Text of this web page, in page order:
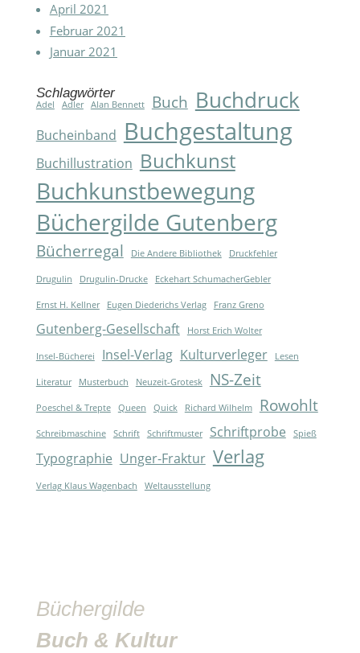
April 2021
Februar 2021
Januar 2021
Schlagwörter
Adel Adler Alan Bennett Buch Buchdruck
Bucheinband Buchgestaltung
Buchillustration Buchkunst
Buchkunstbewegung
Büchergilde Gutenberg
Bücherregal Die Andere Bibliothek Druckfehler
Drugulin Drugulin-Drucke Eckehart SchumacherGebler
Ernst H. Kellner Eugen Diederichs Verlag Franz Greno
Gutenberg-Gesellschaft Horst Erich Wolter
Insel-Bücherei Insel-Verlag Kulturverleger Lesen
Literatur Musterbuch Neuzeit-Grotesk NS-Zeit
Poeschel & Trepte Queen Quick Richard Wilhelm Rowohlt
Schreibmaschine Schrift Schriftmuster Schriftprobe Spieß
Typographie Unger-Fraktur Verlag
Verlag Klaus Wagenbach Weltausstellung
Büchergilde
Buch & Kultur